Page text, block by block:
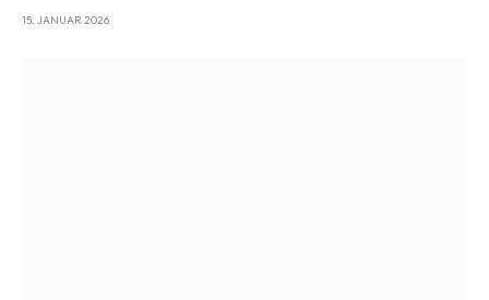
15. JANUAR 2026